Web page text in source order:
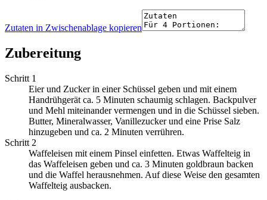
Zutaten in Zwischenablage kopieren
Zubereitung
Schritt 1
Eier und Zucker in einer Schüssel geben und mit einem
Handrühgerät ca. 5 Minuten schaumig schlagen. Backpulver
und Mehl miteinander vermengen und in die Schüssel sieben.
Butter, Mineralwasser, Vanillezucker und eine Prise Salz
hinzugeben und ca. 2 Minuten verrühren.
Schritt 2
Waffeleisen mit einem Pinsel einfetten. Etwas Waffelteig in
das Waffeleisen geben und ca. 3 Minuten goldbraun backen
und die Waffel herausnehmen. Auf diese Weise den gesamten
Waffelteig ausbacken.